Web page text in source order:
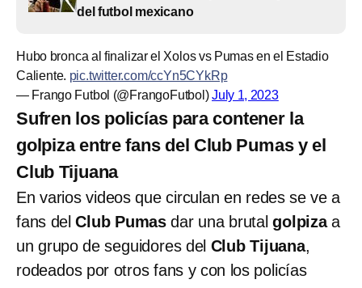
del futbol mexicano
Hubo bronca al finalizar el Xolos vs Pumas en el Estadio
Caliente. pic.twitter.com/ccYn5CYkRp
— Frango Futbol (@FrangoFutbol)July 1, 2023
Sufren los policías para contener la
golpiza entre fans del Club Pumas y el
Club Tijuana
En varios videos que circulan en redes se ve a
fans del Club Pumasdar una brutalgolpizaa
un grupo de seguidores del Club Tijuana,
rodeados por otros fans y con los policías